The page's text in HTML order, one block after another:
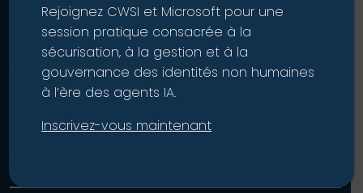
Pas de buzzword, juste des conseils honnêtes et
pratiques.
Installez une confiance durable
Une courte conversation maintenant peut éviter
Rejoignez CWSI et Microsoft pour une
session pratique consacrée à la
sécurisation, à la gestion et à la
gouvernance des identités non humaines
à l’ère des agents IA.
Inscrivez-vous maintenant